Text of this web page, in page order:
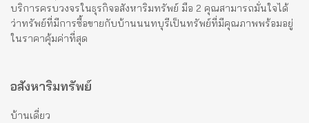
บริการครบวงจรในธุรกิจอสังหาริมทรัพย์ มือ 2 คุณสามารถมั่นใจได้
ว่าทรัพย์ที่มีการซื้อขายกับบ้านนนทบุรีเป็นทรัพย์ที่มีคุณภาพพร้อมอยู่
ในราคาคุ้มค่าที่สุด
อสังหาริมทรัพย์
บ้านเดี่ยว